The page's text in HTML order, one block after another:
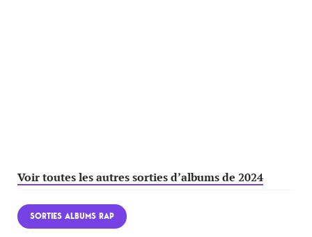
Voir toutes les autres sorties d’albums de 2024
SORTIES ALBUMS RAP